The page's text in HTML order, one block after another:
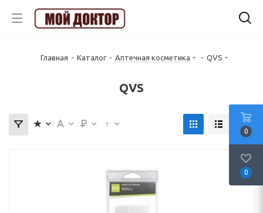
Главная - Каталог - Аптечная косметика - QVS
QVS
0
0